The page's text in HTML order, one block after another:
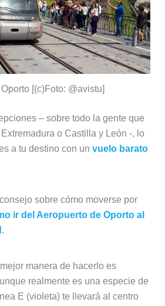
[(c)Foto: @avistu]
– sobre todo la gente que
o Castilla y León -, lo
a tu destino con un vuelo barato
sobre cómo moverse por
ir del Aeropuerto de Oporto al
.
manera de hacerlo es
realmente es una especie de
E (violeta) te llevará al centro